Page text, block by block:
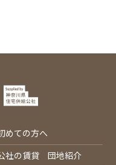
めての方へ
社の賃貸 団地紹介